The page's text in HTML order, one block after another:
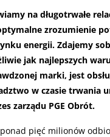
na długotrwałe
zrozumienie
energii. Zdajemy
jak najlepszych
marki, jest
w czasie trwania
zarządu PGE Obrót.
ponad pięć milionów